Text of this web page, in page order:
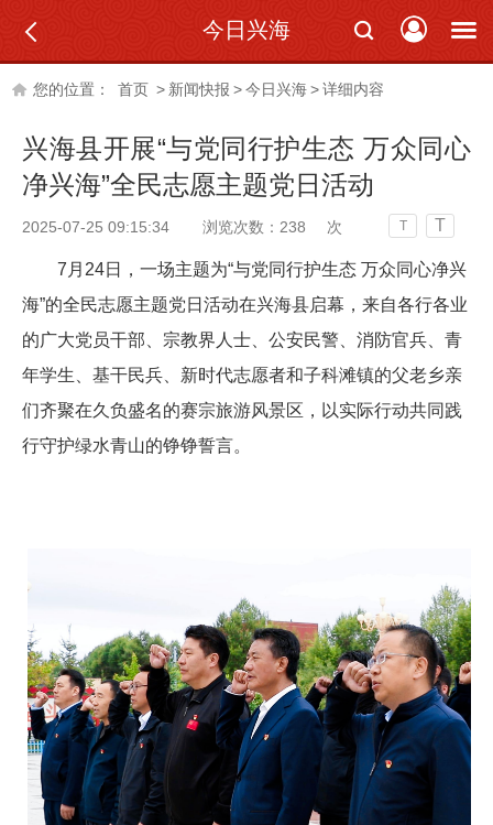
今日兴海
您的位置： 首页 > 新闻快报 >今日兴海>详细内容
兴海县开展“与党同行护生态 万众同心
净兴海”全民志愿主题党日活动
2025-07-25 09:15:34 浏览次数： 238 次 T T
7 月 24日，一场主题为“与党同行护生态 万众同心净兴
海”的全民志愿主题党日活动在兴海县启幕，来自各行各业
的广大党员干部、宗教界人士、公安民警、消防官兵、青
年学生、基干民兵、新时代志愿者和子科滩镇的父老乡亲
们齐聚在久负盛名的赛宗旅游风景区，以实际行动共同践
行守护绿水青山的铮铮誓言。